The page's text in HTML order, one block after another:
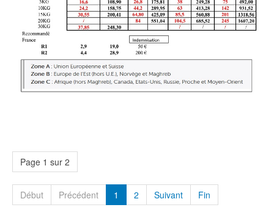
Page 1 sur 2
Début Précédent 1 2 Suivant Fin